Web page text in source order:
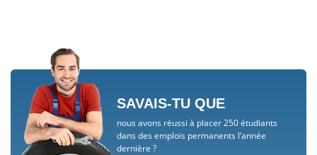
SAVAIS-TU QUE
nous avons réussi à placer 250 étudiants
dans des emplois permanents l’année
dernière ?